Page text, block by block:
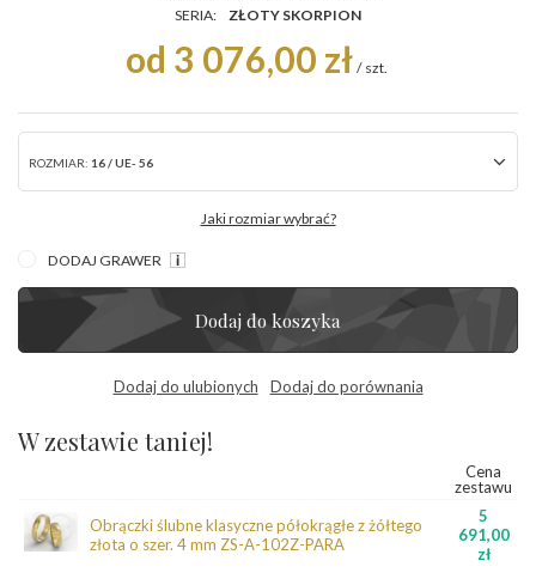
SERIA:
ZŁOTY SKORPION
od 3 076,00 zł / szt.
ROZMIAR: 16 / UE- 56
Jaki rozmiar wybrać?
DODAJ GRAWER
Dodaj do koszyka
Dodaj do ulubionych Dodaj do porównania
W zestawie taniej!
Cena
zestawu
Obrączki ślubne klasyczne półokrągłe z żółtego
złota o szer. 4 mm ZS-A-102Z-PARA
5
691,00
zł